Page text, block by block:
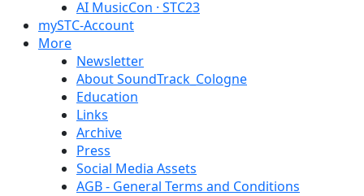
AI MusicCon · STC23
mySTC-Account
More
Newsletter
About SoundTrack_Cologne
Education
Links
Archive
Press
Social Media Assets
AGB - General Terms and Conditions